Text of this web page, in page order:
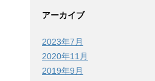
アーカイブ
2023年7月
2020年11月
2019年9月